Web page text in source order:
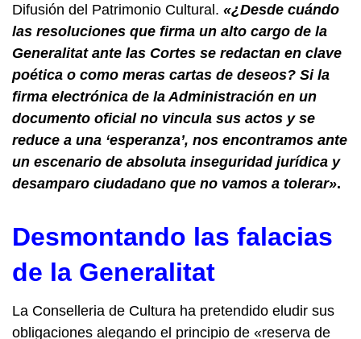
Difusión del Patrimonio Cultural. «¿Desde cuándo
las resoluciones que firma un alto cargo de la
Generalitat ante las Cortes se redactan en clave
poética o como meras cartas de deseos? Si la
firma electrónica de la Administración en un
documento oficial no vincula sus actos y se
reduce a una ‘esperanza’, nos encontramos ante
un escenario de absoluta inseguridad jurídica y
desamparo ciudadano que no vamos a tolerar».
Desmontando las falacias
de la Generalitat
La Conselleria de Cultura ha pretendido eludir sus
obligaciones alegando el principio de «reserva de